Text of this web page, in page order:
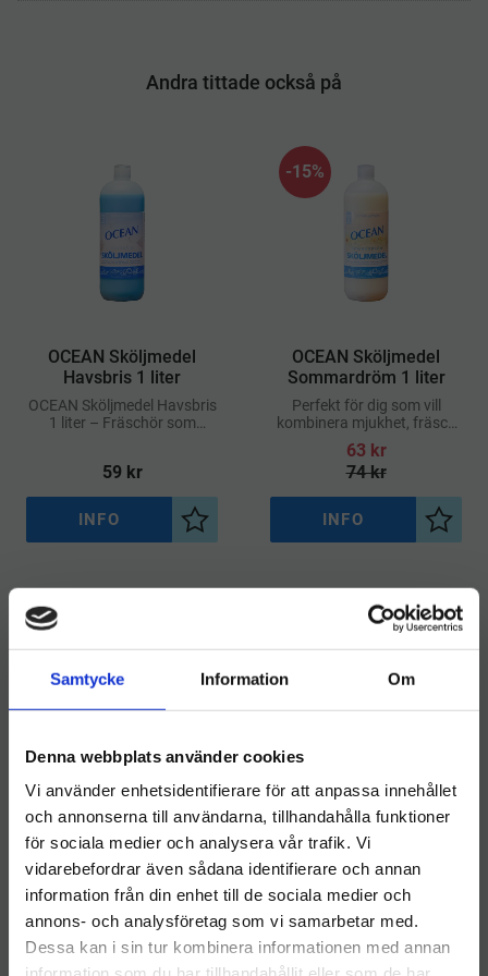
Samtycke Information Om
Denna webbplats använder cookies
Vi använder enhetsidentifierare för att anpassa innehållet
och annonserna till användarna, tillhandahålla funktioner
för sociala medier och analysera vår trafik. Vi
vidarebefordrar även sådana identifierare och annan
information från din enhet till de sociala medier och
annons- och analysföretag som vi samarbetar med.
Dessa kan i sin tur kombinera informationen med annan
Andra tittade också på
​OCEAN Sköljmedel
Havsbris 1 liter
OCEAN Sköljmedel Havsbris
1 liter – Fräschör som
59kr
Lägg till i önskelista
INFO
​OCEAN Sköljmedel
Sommardröm 1 liter
Perfekt för dig som vill
kombinera mjukhet, fräsch
doft och ekonomi i varje
tvätt
63 kr
74kr
15%
Lägg
INFO
​OCEAN Fönsterputs
1000 ml
Perfekt för både
professionella städmiljöer
och hemmabruk där du vill
ha ett snabbt och pålitligt
56kr
​OCEAN
Maskindisktabletter 100
st
Oceans Dubbeldryg
Maskindisktabletter –
Effektiv rengöring och
skinande resultat
211kr
NYHET
Välkommen till hygieneleeds.se
Vill du handla som företag eller privatperson?